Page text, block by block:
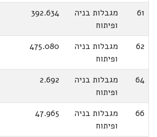
61
מגבלות בניה
ופיתוח
392.634
62
מגבלות בניה
ופיתוח
475.080
64
מגבלות בניה
ופיתוח
2.692
66
מגבלות בניה
ופיתוח
47.965